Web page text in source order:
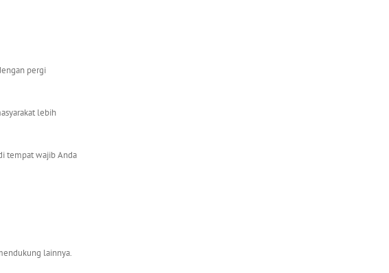
pergi
lebih
tempat wajib Anda
lainnya.